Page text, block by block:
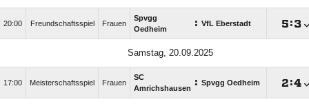
20:00 Freundschaftsspiel Frauen
Spvgg
Oedheim
: VfL Eberstadt :
Samstag, 20.09.2025
17:00 Meisterschaftsspiel Frauen
SC
Amrichshausen : Spvgg Oedheim :